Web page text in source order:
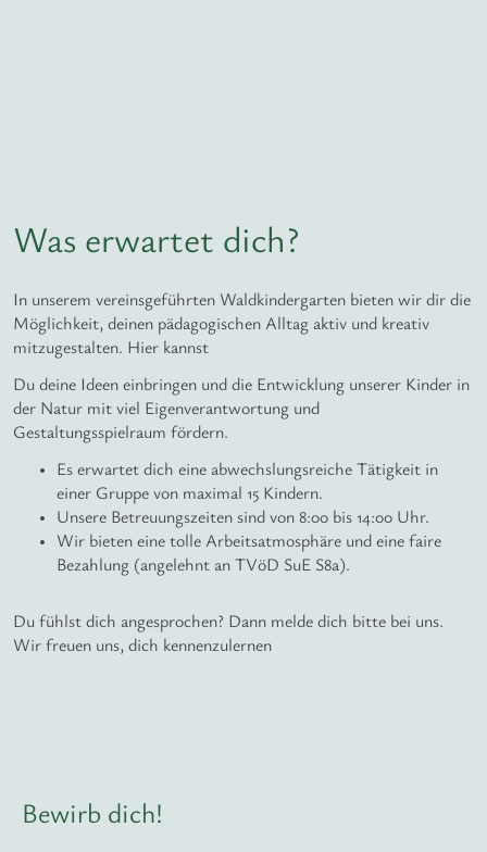
Was erwartet dich?
In unserem vereinsgeführten Waldkindergarten bieten wir dir die
Möglichkeit, deinen pädagogischen Alltag aktiv und kreativ
mitzugestalten. Hier kannst
Du deine Ideen einbringen und die Entwicklung unserer Kinder in
der Natur mit viel Eigenverantwortung und
Gestaltungsspielraum fördern.
Es erwartet dich eine abwechslungsreiche Tätigkeit in
einer Gruppe von maximal 15 Kindern.
Unsere Betreuungszeiten sind von 8:00 bis 14:00 Uhr.
Wir bieten eine tolle Arbeitsatmosphäre und eine faire
Bezahlung (angelehnt an TVöD SuE S8a).
Du fühlst dich angesprochen? Dann melde dich bitte bei uns.
Wir freuen uns, dich kennenzulernen
Bewirb dich!